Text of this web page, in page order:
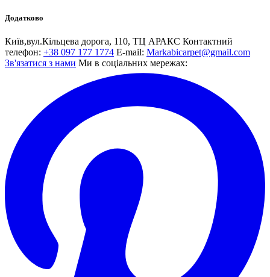
Додатково
Київ,вул.Кiльцева дорога, 110, ТЦ АРАКС Контактний
телефон: +38 097 177 1774 E-mail: Markabicarpet@gmail.com
Зв'язатися з нами Ми в соціальних мережах: